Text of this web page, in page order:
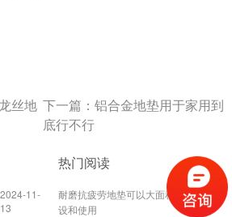
丝地 下一篇： 铝合金地垫用于家用到
底行不行
2024-11-
13
热门阅读
耐磨抗疲劳地垫可以大面积铺
设和使用
2022-
10-20